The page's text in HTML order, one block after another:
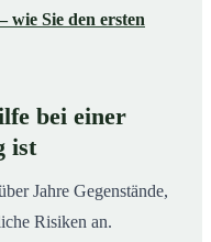
wie Sie den ersten
bei einer
ist
Jahre Gegenstände,
Risiken an.